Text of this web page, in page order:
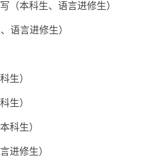
（本科生、语言进修生）
语言进修生）
生）
生）
科生）
进修生）